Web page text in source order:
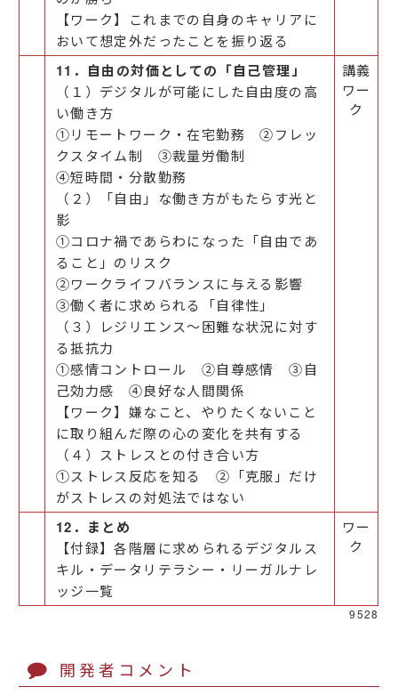
【ワーク】これまでの自身のキャリアに
おいて想定外だったことを振り返る
11．自由の対価としての「自己管理」
（１）デジタルが可能にした自由度の高
い働き方
①リモートワーク・在宅勤務 ②フレッ
クスタイム制 ③裁量労働制
④短時間・分散勤務
（２）「自由」な働き方がもたらす光と
影
①コロナ禍であらわになった「自由であ
ること」のリスク
②ワークライフバランスに与える影響
③働く者に求められる「自律性」
（３）レジリエンス～困難な状況に対す
る抵抗力
①感情コントロール ②自尊感情 ③自
己効力感 ④良好な人間関係
【ワーク】嫌なこと、やりたくないこと
に取り組んだ際の心の変化を共有する
（４）ストレスとの付き合い方
①ストレス反応を知る ②「克服」だけ
がストレスの対処法ではない
講義
ワー
ク
12．まとめ
【付録】各階層に求められるデジタルス
キル・データリテラシー・リーガルナレ
ッジ一覧
ワー
ク
9528
開発者コメント